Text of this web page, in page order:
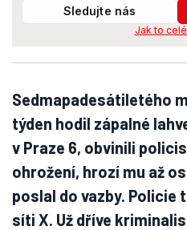
Sledujte nás
Jak to
Sedmapadesátiletého
týden hodil zápalné
v Praze 6, obvinili
ohrožení, hrozí mu až
poslal do vazby. Policie
síti X. Už dříve